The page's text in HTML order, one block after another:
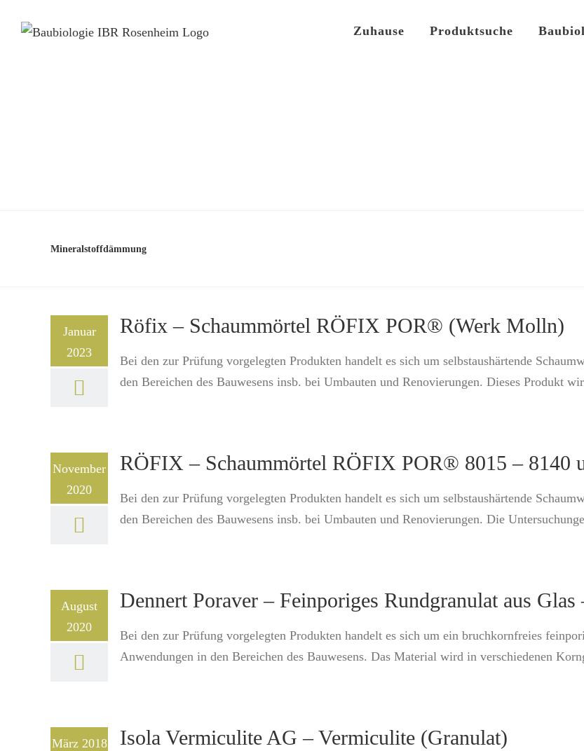
Zuhause Produktsuche
Mineralstoffdämmung
Januar
2023
Röfix – Schaummörtel RÖFIX POR® (Werk Molln)
Bei den zur Prüfung vorgelegten Produkten handelt es sich um selbstaushärtende
den Bereichen des Bauwesens insb. bei Umbauten und Renovierungen. Dieses Produkt
November
2020
RÖFIX – Schaummörtel RÖFIX POR® 8015 – 8140
Bei den zur Prüfung vorgelegten Produkten handelt es sich um selbstaushärtende
den Bereichen des Bauwesens insb. bei Umbauten und Renovierungen. Die
August
2020
Dennert Poraver – Feinporiges Rundgranulat aus
Bei den zur Prüfung vorgelegten Produkten handelt es sich um ein bruchkornfreies
Anwendungen in den Bereichen des Bauwesens. Das Material wird in verschiedenen
März 2018 Isola Vermiculite AG – Vermiculite (Granulat)